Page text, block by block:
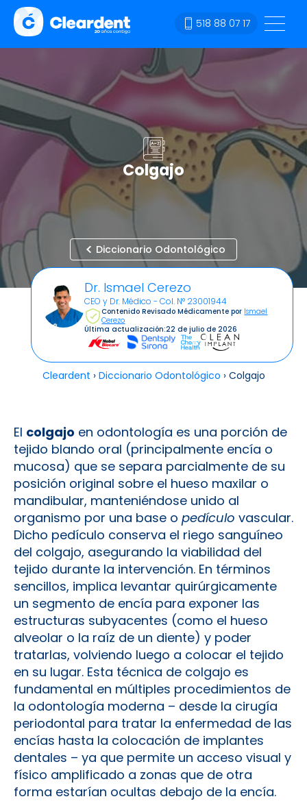
518 88 07 17
Colgajo
Diccionario Odontológico
Dr. Ismael Cerezo
CEO y Dr. Médico - Col. N° 23001944
Contenido Revisado Médicamente por Ismael
Cerezo
Última actualización:22 de julio de 2026
Cleardent › Diccionario Odontológico › Colgajo
El colgajo en odontología es una porción de
tejido blando oral (principalmente encía o
mucosa) que se separa parcialmente de su
posición original sobre el hueso maxilar o
mandibular, manteniéndose unido al
organismo por una base o pedículo vascular​.
Dicho pedículo conserva el riego sanguíneo
del colgajo, asegurando la viabilidad del
tejido durante la intervención. En términos
sencillos, implica levantar quirúrgicamente
un segmento de encía para exponer las
estructuras subyacentes (como el hueso
alveolar o la raíz de un diente) y poder
tratarlas, volviendo luego a colocar el tejido
en su lugar. Esta técnica de colgajo es
fundamental en múltiples procedimientos de
la odontología moderna – desde la cirugía
periodontal para tratar la enfermedad de las
encías hasta la colocación de implantes
dentales – ya que permite un acceso visual y
físico amplificado a zonas que de otra
forma estarían ocultas debajo de la encía.